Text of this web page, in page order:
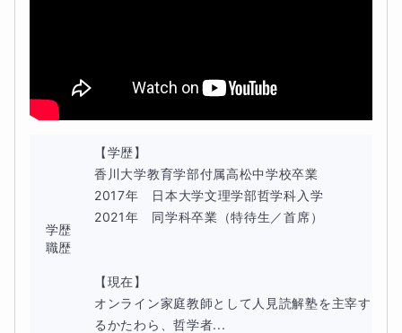
学歴
職歴
【学歴】
香川大学教育学部付属高松中学校卒業
2017年　日本大学文理学部哲学科入学
2021年　同学科卒業（特待生／首席）
【現在】
オンライン家庭教師として人見読解塾を主宰す
るかたわら、哲学者...